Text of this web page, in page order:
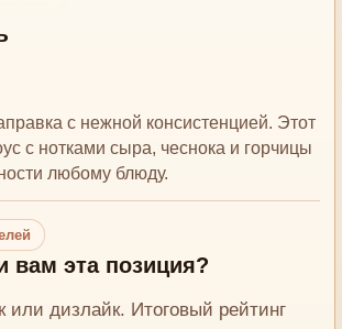
с нежной консистенцией. Этот
с нотками сыра, чеснока и горчицы
любому блюду.
вам эта позиция?
или дизлайк. Итоговый рейтинг